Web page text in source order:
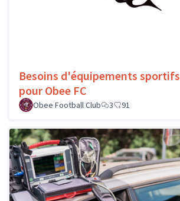
Besoins d'équipements sportifs
pour Obee FC
Obee Football Club
3 91